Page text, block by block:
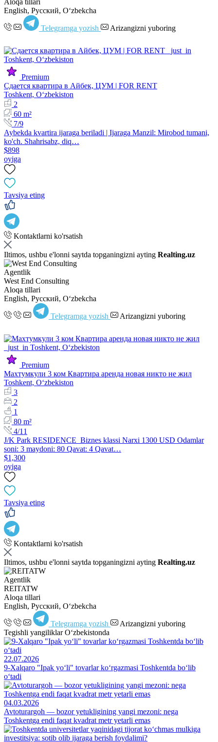
Aloqa tillari
English, Русский, Oʻzbekcha
Telegramga yozish Arizangizni yuboring
Premium
Сдается квартира в Айбек, ЦУМ | FOR RENT
Toshkent, Oʻzbekiston
2
60 m²
7/9
Aybekda kvartira ijaraga beriladi | Ijaraga Manzil: Mirobod tumani,
ko'ch. Shahrisabz, diq…
$898
oyiga
Tavsiya eting
Kontaktlarni ko'rsatish
Iltimos, ushbu e'lonni saytda topganingizni ayting Realting.uz
Agentlik
West End Consulting
Aloqa tillari
English, Русский, Oʻzbekcha
Telegramga yozish Arizangizni yuboring
Premium
Махтумкули 3 ком Квартира аренда новая никто не жил
Toshkent, Oʻzbekiston
3
2
1
80 m²
4/11
J/K Park RESIDENCE Biznes klassi Narxi 1300 USD Odamlar
soni: 3 maydoni: 80 Qavat: 4 Qavat…
$1,300
oyiga
Tavsiya eting
Kontaktlarni ko'rsatish
Iltimos, ushbu e'lonni saytda topganingizni ayting Realting.uz
Agentlik
REITATW
Aloqa tillari
English, Русский, Oʻzbekcha
Telegramga yozish
Arizangizni yuboring
Tegishli yangiliklar O‘zbekistonda
22.07.2026
9-Xalqaro "Ipak yo‘li" tovarlar ko‘rgazmasi Toshkentda bo‘lib
o‘tadi
04.03.2026
Avtoturargoh — bozor yetukligining yangi mezoni: nega
Toshkentga endi faqat kvadrat metr yetarli emas